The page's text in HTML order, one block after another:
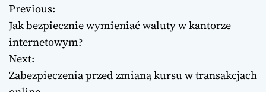
N
a
w
Previous:
Jak bezpiecznie wymieniać waluty w kantorze
internetowym?
Next:
Zabezpieczenia przed zmianą kursu w transakcjach